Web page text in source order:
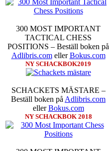
300 MOST IMPORTANT
TACTICAL CHESS
POSITIONS – Beställ boken på
Adlibris.comellerBokus.com
NY SCHACKBOK2019
SCHACKETS MÄSTARE –
Beställ boken på Adlibris.com
ellerBokus.com
NY SCHACKBOK 2018